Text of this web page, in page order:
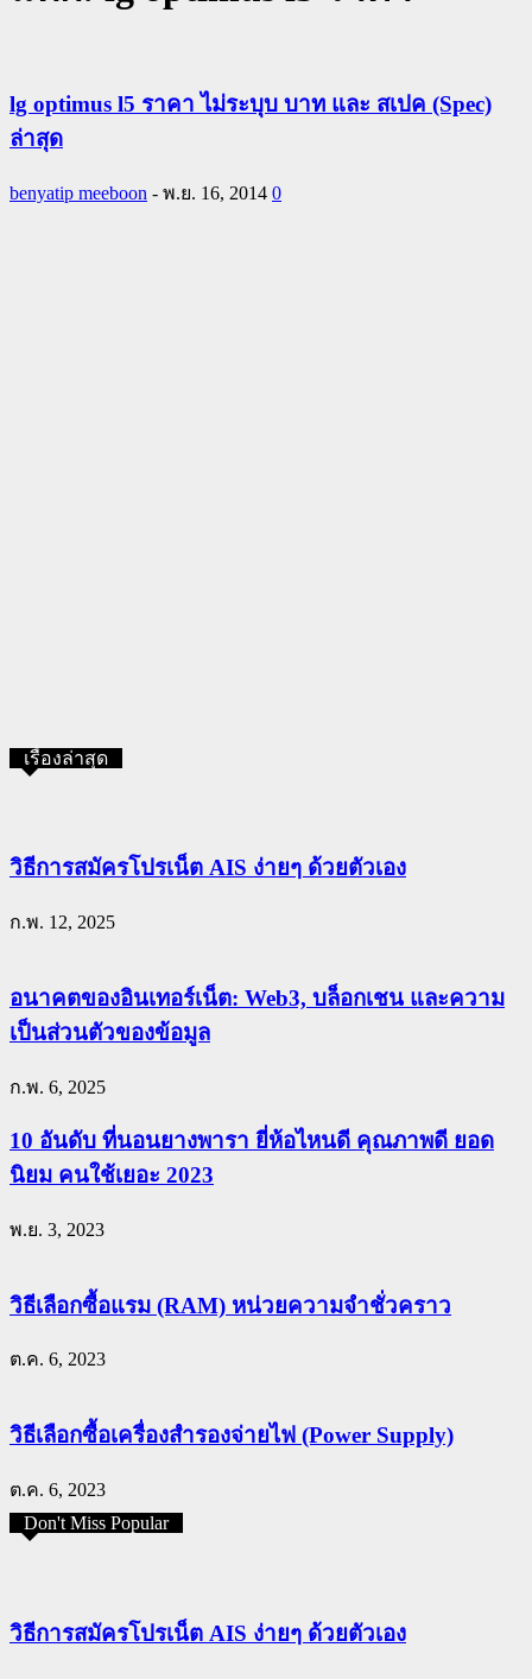
lg optimus l5 ราคา ไม่ระบุบ บาท และ สเปค (Spec)
ล่าสุด
benyatip meeboon - พ.ย. 16, 2014 0
เรื่องล่าสุด
วิธีการสมัครโปรเน็ต AIS ง่ายๆ ด้วยตัวเอง
ก.พ. 12, 2025
อนาคตของอินเทอร์เน็ต: Web3, บล็อกเชน และความ
เป็นส่วนตัวของข้อมูล
ก.พ. 6, 2025
10 อันดับ ที่นอนยางพารา ยี่ห้อไหนดี คุณภาพดี ยอด
นิยม คนใช้เยอะ 2023
พ.ย. 3, 2023
วิธีเลือกซื้อแรม (RAM) หน่วยความจำชั่วคราว
ต.ค. 6, 2023
วิธีเลือกซื้อเครื่องสำรองจ่ายไฟ (Power Supply)
ต.ค. 6, 2023
Don't Miss Popular
วิธีการสมัครโปรเน็ต AIS ง่ายๆ ด้วยตัวเอง